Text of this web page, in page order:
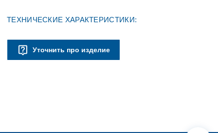
ТЕХНИЧЕСКИЕ ХАРАКТЕРИСТИКИ:
Уточнить про изделие